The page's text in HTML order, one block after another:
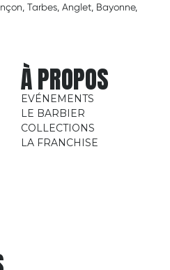
Tarbes, Anglet, Bayonne,
À PROPOS
EVÉNEMENTS
LE BARBIER
COLLECTIONS
LA FRANCHISE